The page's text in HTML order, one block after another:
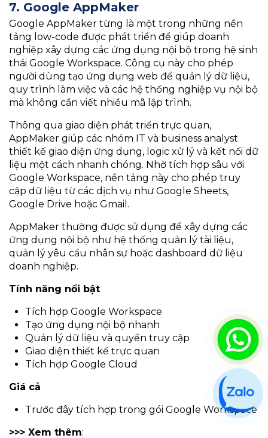
7. Google AppMaker
Google AppMaker từng là một trong những nền
tảng low-code được phát triển để giúp doanh
nghiệp xây dựng các ứng dụng nội bộ trong hệ sinh
thái Google Workspace. Công cụ này cho phép
người dùng tạo ứng dụng web để quản lý dữ liệu,
quy trình làm việc và các hệ thống nghiệp vụ nội bộ
mà không cần viết nhiều mã lập trình.
Thông qua giao diện phát triển trực quan,
AppMaker giúp các nhóm IT và business analyst
thiết kế giao diện ứng dụng, logic xử lý và kết nối dữ
liệu một cách nhanh chóng. Nhờ tích hợp sâu với
Google Workspace, nền tảng này cho phép truy
cập dữ liệu từ các dịch vụ như Google Sheets,
Google Drive hoặc Gmail.
AppMaker thường được sử dụng để xây dựng các
ứng dụng nội bộ như hệ thống quản lý tài liệu,
quản lý yêu cầu nhân sự hoặc dashboard dữ liệu
doanh nghiệp.
Tính năng nổi bật
Tích hợp Google Workspace
Tạo ứng dụng nội bộ nhanh
Quản lý dữ liệu và quyền truy cập
Giao diện thiết kế trực quan
Tích hợp Google Cloud
Giá cả
Trước đây tích hợp trong gói Google Workspace
>>> Xem thêm: